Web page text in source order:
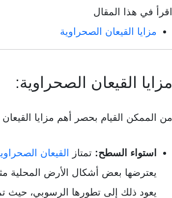
اقرأ في هذا المقال
مزايا القيعان الصحراوية
مزايا القيعان الصحراوية:
من الممكن القيام بحصر أهم مزايا
استواء السطح: تمتاز القيعان
يعترضها بعض أشكال الأرض المحلية
يعود ذلك إلى تطورها الرسوبي، حيث